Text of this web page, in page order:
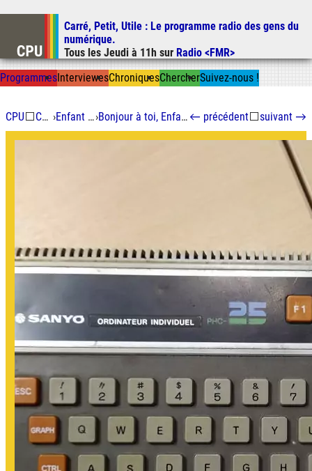
Aller au contenu
Aller à la recherche
Carré, Petit, Utile : Le programme radio des gens du
numérique.
Tous les Jeudi à 11h sur Radio <FMR>
ProgrammesInterviewesChroniquesChercherSuivez-nous !
CPU⬜ Chroniques › Enfant du futur immédiat› Bonjour à toi, Enfant du Futur Immédiat : 2020 GOTO 1980 ← précédent⬜suivant →